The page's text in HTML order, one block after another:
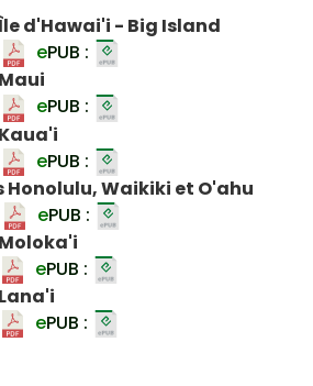
d'Hawai'i - Big Island
ePUB :
ePUB :
ePUB :
Honolulu, Waikiki et O'ahu
ePUB :
ePUB :
ePUB :